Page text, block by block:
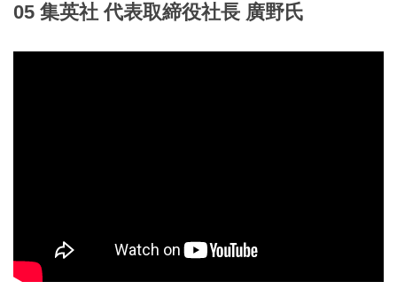
05 集英社 代表取締役社長 廣野氏